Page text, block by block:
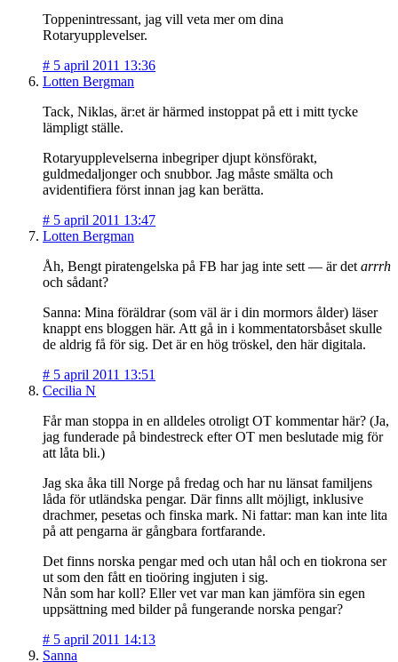
Toppenintressant, jag vill veta mer om dina
Rotaryupplevelser.
# 5 april 2011 13:36
Lotten Bergman
Tack, Niklas, är:et är härmed instoppat på ett i mitt tycke
lämpligt ställe.
Rotaryupplevelserna inbegriper djupt könsförakt,
guldmedaljonger och snubbor. Jag måste smälta och
avidentifiera först innan jag kan berätta.
# 5 april 2011 13:47
Lotten Bergman
Åh, Bengt piratengelska på FB har jag inte sett — är det arrrh
och sådant?
Sanna: Mina föräldrar (som väl är i din mormors ålder) läser
knappt ens bloggen här. Att gå in i kommentatorsbåset skulle
de aldrig få för sig. Det är en hög tröskel, den här digitala.
# 5 april 2011 13:51
Cecilia N
Får man stoppa in en alldeles otroligt OT kommentar här? (Ja,
jag funderade på bindestreck efter OT men beslutade mig för
att låta bli.)
Jag ska åka till Norge på fredag och har nu länsat familjens
låda för utländska pengar. Där finns allt möjligt, inklusive
drachmer, pesetas och finska mark. Ni fattar: man kan inte lita
på att pengarna är gångbara fortfarande.
Det finns norska pengar med och utan hål och en tiokrona ser
ut som den fått en tioöring ingjuten i sig.
Nån som har koll? Eller vet var man kan jämföra sin egen
uppsättning med bilder på fungerande norska pengar?
# 5 april 2011 14:13
Sanna